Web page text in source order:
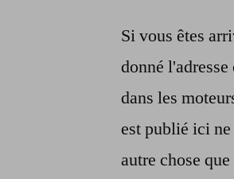
Si vous êtes
donné
dans les
est publié ici
autre chose